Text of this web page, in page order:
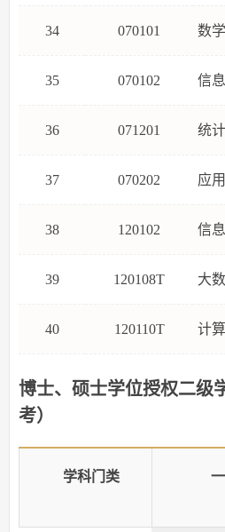
34 070101 数
35 070102 信
36 071201 统
37 070202 应
38 120102 信
39 120108T 大
40 120110T 计
博士、硕士学位授权二级
考）
学科门类